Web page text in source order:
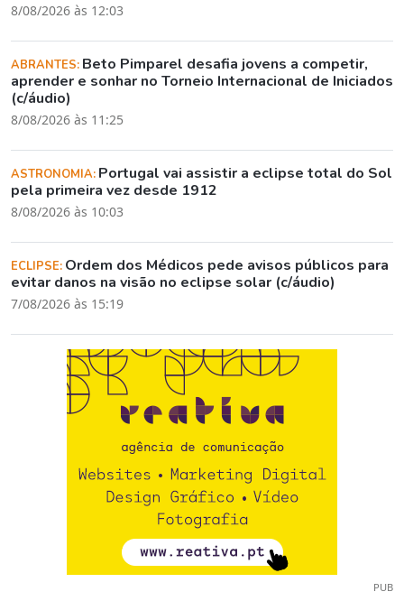
8/08/2026 às 12:03
ABRANTES: Beto Pimparel desafia jovens a competir,
aprender e sonhar no Torneio Internacional de Iniciados
(c/áudio)
8/08/2026 às 11:25
ASTRONOMIA: Portugal vai assistir a eclipse total do Sol
pela primeira vez desde 1912
8/08/2026 às 10:03
ECLIPSE: Ordem dos Médicos pede avisos públicos para
evitar danos na visão no eclipse solar (c/áudio)
7/08/2026 às 15:19
PUB